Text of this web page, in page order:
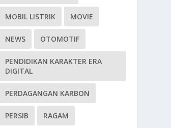
MOBIL LISTRIK MOVIE
NEWS OTOMOTIF
PENDIDIKAN KARAKTER ERA
DIGITAL
PERDAGANGAN KARBON
PERSIB RAGAM